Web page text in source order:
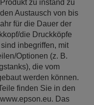
zu instand zu
Austausch von bis
für die Dauer der
die Druckköpfe
inbegriffen, mit
Optionen (z. B.
die vom
werden können.
finden Sie in den
Das